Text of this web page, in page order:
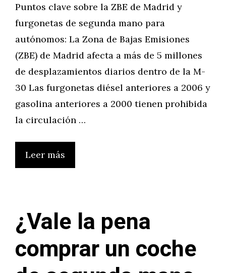
Puntos clave sobre la ZBE de Madrid y
furgonetas de segunda mano para
autónomos: La Zona de Bajas Emisiones
(ZBE) de Madrid afecta a más de 5 millones
de desplazamientos diarios dentro de la M-
30 Las furgonetas diésel anteriores a 2006 y
gasolina anteriores a 2000 tienen prohibida
la circulación …
Leer más
¿Vale la pena
comprar un coche